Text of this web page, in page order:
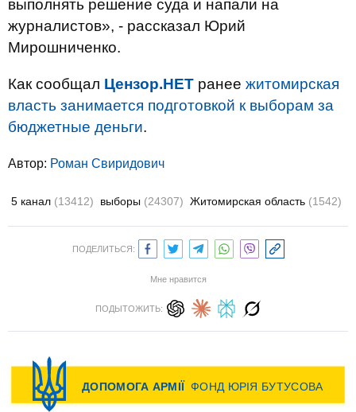
выполнять решение суда и напали на
журналистов», - рассказал Юрий
Мирошниченко.
Как сообщал Цензор.НЕТ ранее житомирская
власть занимается подготовкой к выборам за
бюджетные деньги.
Автор: Роман Свиридович
5 канал (13412) выборы (24307) Житомирская область (1542)
ПОДЕЛИТЬСЯ:
Мне нравится
ПОДЫТОЖИТЬ: